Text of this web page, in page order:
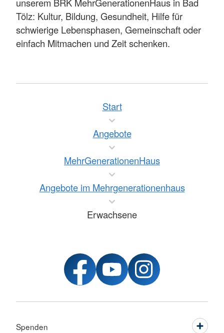
Tölz: Kultur, Bildung, Gesundheit, Hilfe für
schwierige Lebensphasen, Gemeinschaft oder
einfach Mitmachen und Zeit schenken.
Start
Angebote
MehrGenerationenHaus
Angebote im Mehrgenerationenhaus
Erwachsene
Spenden